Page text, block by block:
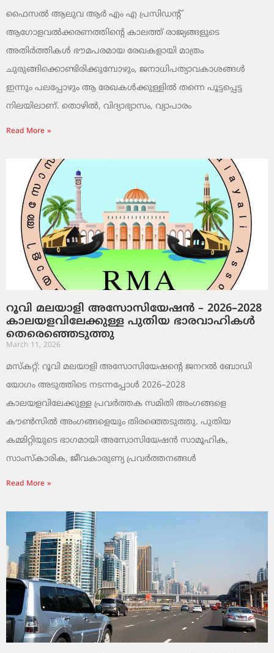
ഫൈസൽ ആലുവ ആർ എം എ പ്രസിഡന്റ്
ആഗോളവൽക്കരണത്തിന്റെ കാലത്ത് രാജ്യങ്ങളുടെ
അതിർത്തികൾ ഭൗമപരമായ രേഖകളായി മാത്രം
ചുരുങ്ങിക്കൊണ്ടിരിക്കുമ്പോഴും, ജനാധിപത്യാവകാശങ്ങൾ
ഇന്നും പലപ്പോഴും ആ രേഖകൾക്കുള്ളിൽ തന്നെ പൂട്ടപ്പെട്ട
നിലയിലാണ്. തൊഴിൽ, വിദ്യാഭ്യാസം, വ്യാപാരം
Read More »
റൂവി മലയാളി അസോസിയേഷൻ – 2026–2028
കാലയളവിലേക്കുള്ള പുതിയ ഭാരവാഹികൾ
തെരെഞ്ഞെടുത്തു
March 11, 2026
മസ്കറ്റ്: റൂവി മലയാളി അസോസിയേഷന്റെ ജനറൽ ബോഡി
യോഗം അടുത്തിടെ നടന്നപ്പോൾ 2026–2028
കാലയളവിലേക്കുള്ള പ്രവർത്തക സമിതി അംഗങ്ങളെ
കൗൺസിൽ അംഗങ്ങളെയും തിരഞ്ഞെടുത്തു. പുതിയ
കമ്മിറ്റിയുടെ ഭാഗമായി അസോസിയേഷൻ സാമൂഹിക,
സാംസ്‌കാരിക, ജീവകാരുണ്യ പ്രവർത്തനങ്ങൾ
Read More »